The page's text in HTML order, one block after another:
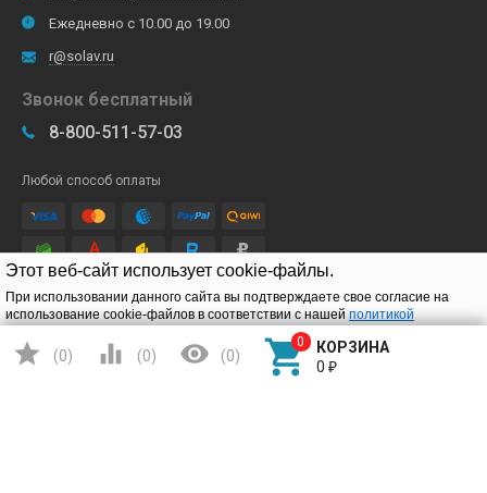
Этот веб-сайт использует cookie-файлы.
При использовании данного сайта вы подтверждаете свое согласие на
использование cookie-файлов в соответствии с нашейполитикой
Подтверждаю
Ежедневно с 10.00 до 19.00
r@solav.ru
Звонок бесплатный
8-800-511-57-03
Любой способ оплаты
Подписывайтесь
 (0)  (0)  (0) 
КОРЗИНА
0 ₽